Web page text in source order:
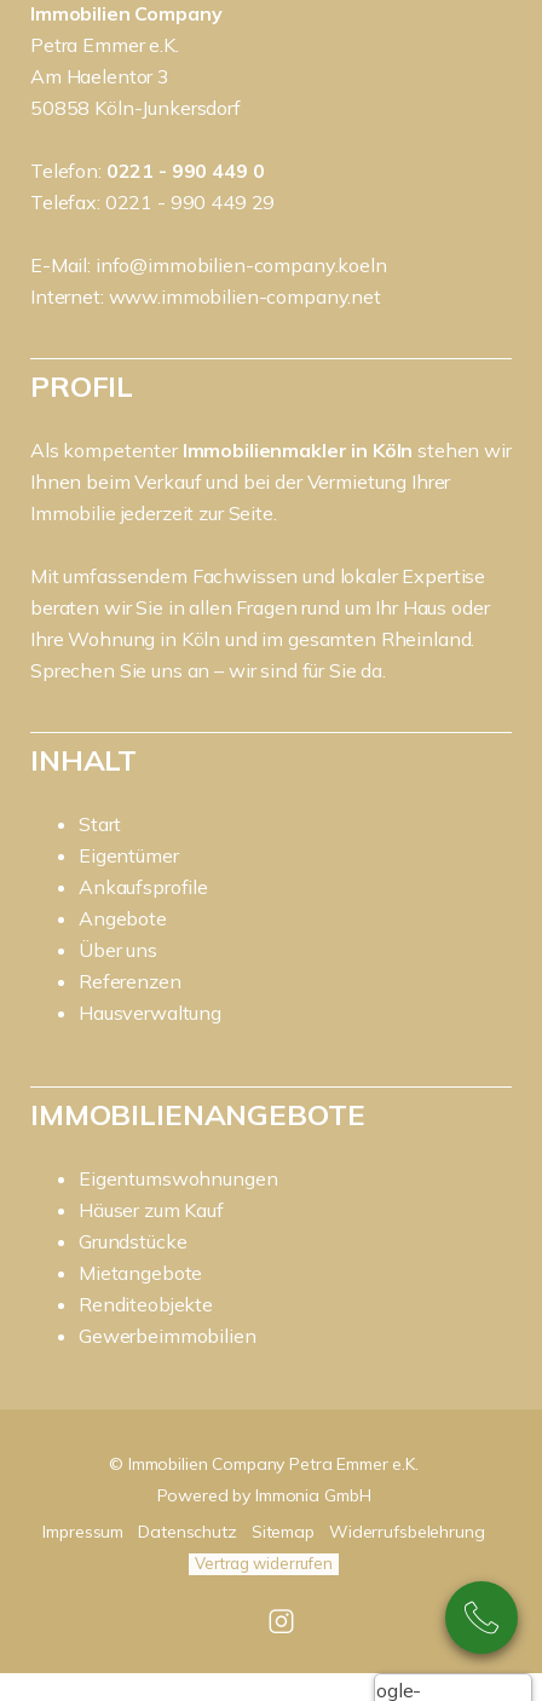
Immobilien Company
Petra Emmer e.K.
Am Haelentor 3
50858 Köln-Junkersdorf
Telefon: 0221 - 990 449 0
Telefax: 0221 - 990 449 29
E-Mail: info@immobilien-company.koeln
Internet: www.immobilien-company.net
PROFIL
Als kompetenter Immobilienmakler in Kölnstehen wir
Ihnen beim Verkauf und bei der Vermietung Ihrer
Immobilie jederzeit zur Seite.
Mit umfassendem Fachwissen und lokaler Expertise
beraten wir Sie in allen Fragen rund um Ihr Haus oder
Ihre Wohnung in Köln und im gesamten Rheinland.
Sprechen Sie uns an – wir sind für Sie da.
INHALT
Start
Eigentümer
Ankaufsprofile
Angebote
Über uns
Referenzen
Hausverwaltung
IMMOBILIENANGEBOTE
Eigentumswohnungen
Häuser zum Kauf
Grundstücke
Mietangebote
Renditeobjekte
Gewerbeimmobilien
© Immobilien Company Petra Emmer e.K.
Powered by Immonia GmbH
Impressum
Datenschutz Sitemap Widerrufsbelehrung
Vertrag widerrufen
Google-